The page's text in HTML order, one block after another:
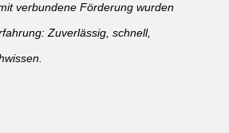
verbundene Förderung wurden
Zuverlässig, schnell,